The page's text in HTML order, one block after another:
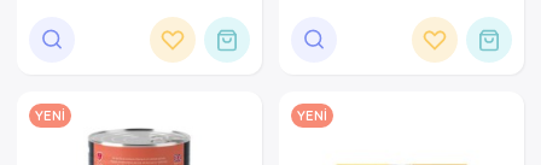
YENI YENI